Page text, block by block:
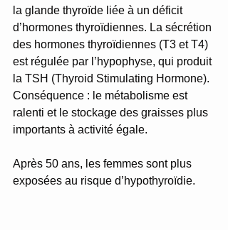
la glande thyroïde liée à un déficit
d’hormones thyroïdiennes. La sécrétion
des hormones thyroïdiennes (T3 et T4)
est régulée par l’hypophyse, qui produit
la TSH (Thyroid Stimulating Hormone).
Conséquence : le métabolisme est
ralenti et le stockage des graisses plus
importants à activité égale.
Après 50 ans, les femmes sont plus
exposées au risque d’hypothyroïdie.